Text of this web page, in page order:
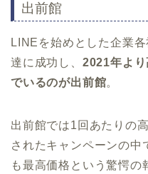
出前館
LINEを始めとした企業
達に成功し、 2021年よ
でいるのが出前館。
出前館では1回あたりの
されたキャンペーンの中
も最高価格という驚愕の